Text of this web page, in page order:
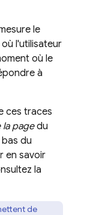
le
l'utilisateur
où le
à
ces traces
pagedu
du
en savoir
la
de